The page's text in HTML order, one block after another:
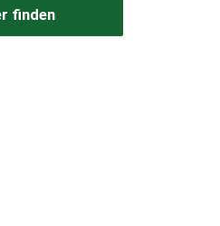
finden